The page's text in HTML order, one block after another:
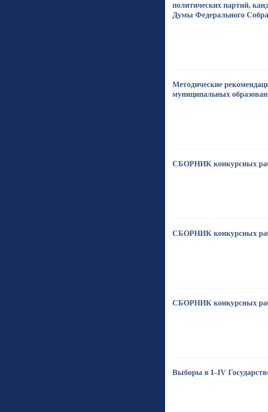
политических партий,
Думы Федерального
Методические
муниципальных
СБОРНИК конкурсных
СБОРНИК конкурсных
СБОРНИК конкурсных
Выборы в I–IV